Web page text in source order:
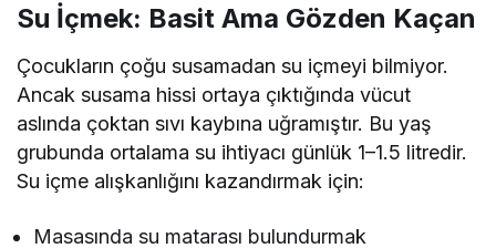
Su İçmek: Basit Ama Gözden Kaçan
Çocukların çoğu susamadan su içmeyi bilmiyor.
Ancak susama hissi ortaya çıktığında vücut
aslında çoktan sıvı kaybına uğramıştır. Bu yaş
grubunda ortalama su ihtiyacı günlük 1–1.5 litredir.
Su içme alışkanlığını kazandırmak için:
Masasında su matarası bulundurmak